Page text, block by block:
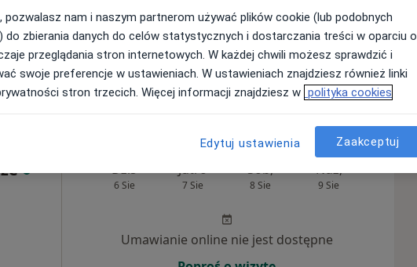
bliskich Twojemu wyszukiwaniu.
Dziś
6 Sie
Jutro
7 Sie
Sob,
8 Sie
Ndz,
9 Sie
Pon,
Umawianie online nie jest dostępne
pozwalasz nam i naszym partnerom używać plików cookie (lub podobnych
do zbierania danych do celów statystycznych i dostarczania treści w oparciu o
przeglądania stron internetowych. W każdej chwili możesz sprawdzić i
swoje preferencje w ustawieniach. W ustawieniach znajdziesz również linki
stron trzecich. Więcej informacji znajdziesz w polityka cookies
Edytuj ustawienia Zaakceptuj